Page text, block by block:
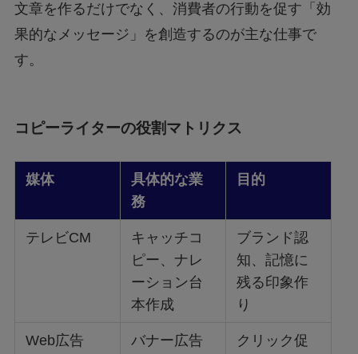
文章を作るだけでなく、消費者の行動を促す「効
果的なメッセージ」を創造するのが主な仕事で
す。
コピーライターの役割マトリクス
媒体
具体的な業
務
目的
テレビCM
キャッチコ
ピー、ナレ
ーション台
本作成
ブランド認
知、記憶に
残る印象作
り
Web広告
バナー広告
クリック促